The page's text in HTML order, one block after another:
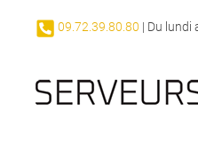
09.72.39.80.80 | Du lundi